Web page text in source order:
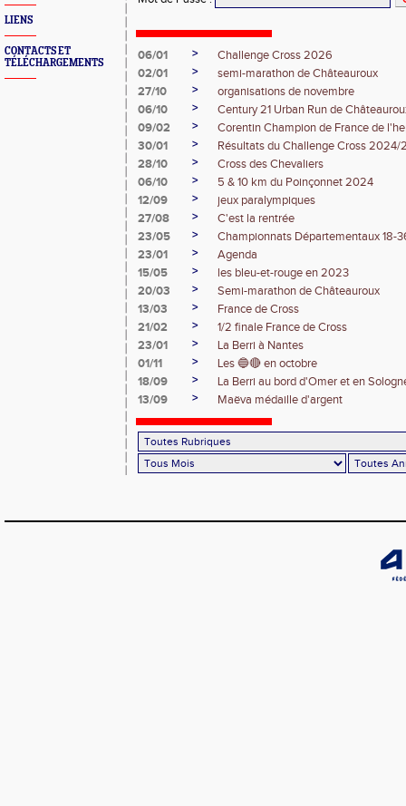
LIENS
CONTACTS ET
TÉLÉCHARGEMENTS
06/01 >
Challenge Cross 2026
02/01
>
semi-marathon de Châteauroux
27/10
>
organisations de novembre
06/10
>
Century 21 Urban Run de
09/02
>
Corentin Champion de France de
30/01
>
Résultats du Challenge Cross
28/10
>
Cross des Chevaliers
06/10
>
5 & 10 km du Poinçonnet 2024
12/09
>
jeux paralympiques
27/08
>
C'est la rentrée
23/05
>
Championnats Départementaux 18-
23/01
>
Agenda
15/05
>
les bleu-et-rouge en 2023
20/03
>
Semi-marathon de Châteauroux
13/03
>
France de Cross
21/02
>
1/2 finale France de Cross
23/01
>
La Berri à Nantes
01/11
>
Les 🔵🔴 en octobre
18/09
>
La Berri au bord d'Omer et en
13/09
> Maëva médaille d'argent